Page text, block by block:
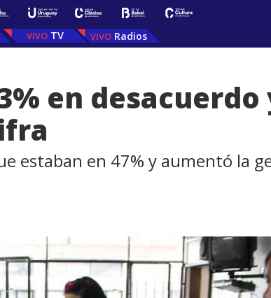
TV Radios
en desacuerdo
estaban en 47% y aumentó la